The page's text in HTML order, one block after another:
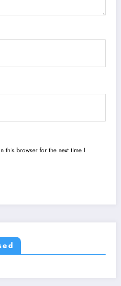
this browser for the next time I